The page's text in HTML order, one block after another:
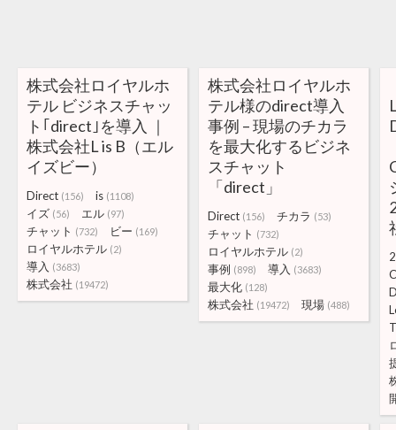
株式会社ロイヤルホ
テル ビジネスチャッ
ト｢direct｣を導入 ｜
株式会社L is B（エル
イズビー）
Direct (156) is (1108)
イズ (56) エル (97)
チャット (732) ビー (169)
ロイヤルホテル (2)
導入 (3683)
株式会社 (19472)
株式会社ロイヤルホ
テル様のdirect導入
事例 – 現場のチカラ
を最大化するビジネ
スチャット
「direct」
Direct (156) チカラ (53)
チャット (732)
ロイヤルホテル (2)
事例 (898) 導入 (3683)
最大化 (128)
株式会社 (19472) 現場 (488)